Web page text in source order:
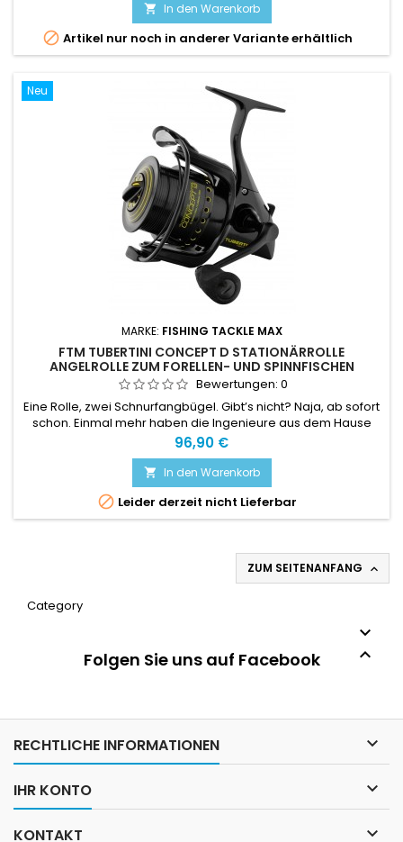
 In den Warenkorb
 Artikel nur noch in anderer Variante erhältlich
Neu
MARKE: FISHING TACKLE MAX
FTM TUBERTINI CONCEPT D STATIONÄRROLLE
ANGELROLLE ZUM FORELLEN- UND SPINNFISCHEN
Bewertungen: 0
Eine Rolle, zwei Schnurfangbügel. Gibt’s nicht? Naja, ab sofort
schon. Einmal mehr haben die Ingenieure aus dem Hause
Tubertini
Preis
96,90 €
 In den Warenkorb
 Leider derzeit nicht Lieferbar
ZUM SEITENANFANG 
Category


Folgen Sie uns auf Facebook
RECHTLICHE INFORMATIONEN 
IHR KONTO 
KONTAKT 